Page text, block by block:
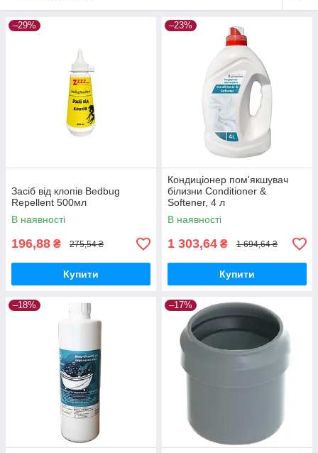
–29%
Засіб від клопів Bedbug
Repellent 500мл
В наявності
196,88 ₴ 275,54 ₴
Купити
–23%
Кондиціонер пом'якшувач
білизни Conditioner &
Softener, 4 л
В наявності
1 303,64 ₴ 1 694,64 ₴
Купити
–18% –17%